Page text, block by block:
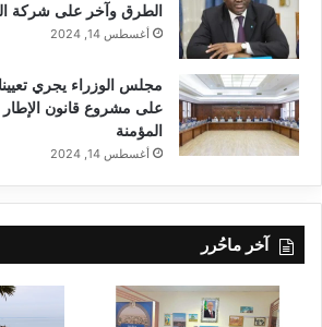
الطرق وآخر على شركة
أغسطس 14, 2024
مجلس الوزراء يجري
على مشروع قانون
المؤمنة
أغسطس 14, 2024
آخر ماحُرر